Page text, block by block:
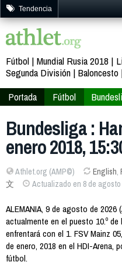
Tendencia
Fútbol Mundial Rusia 2018
Segunda División Baloncesto
Portada
Fútbol
Bundesliga :
enero 2018,
Athlet.org (AMP©) English,
文
Actualizado en 8 de agosto
ALEMANIA, 9 de agosto de
actualmente en el puesto 10.º
enfrentará con el 1. FSV Mainz
de enero, 2018 en el HDI-Arena,
fútbol.